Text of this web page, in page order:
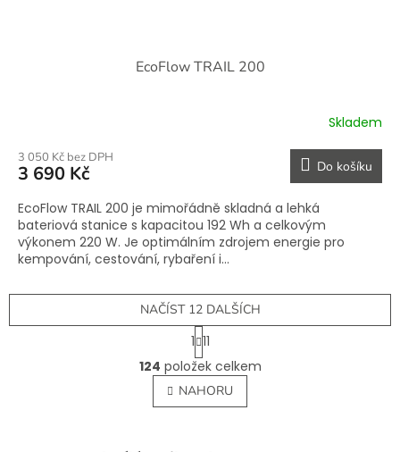
EcoFlow TRAIL 200
Skladem
3 050 Kč bez DPH
3 690 Kč Do košíku
EcoFlow TRAIL 200 je mimořádně skladná a lehká
bateriová stanice s kapacitou 192 Wh a celkovým
výkonem 220 W. Je optimálním zdrojem energie pro
kempování, cestování, rybaření i...
O
v
l
á
NAČÍST 12 DALŠÍCH
S
t
r
á
n
k
1 11
124 položek celkem
NAHORU